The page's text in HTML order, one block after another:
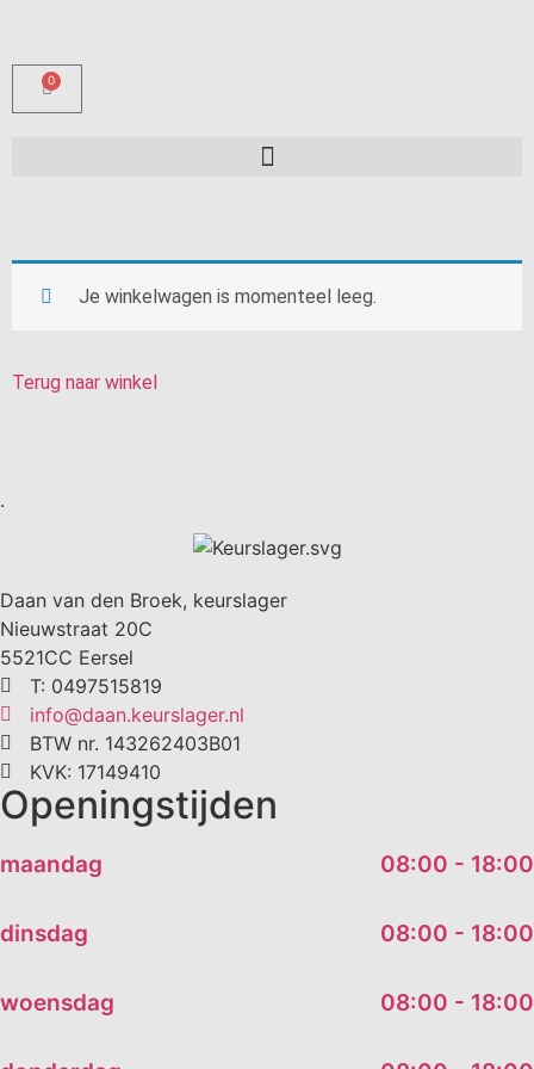
0
Je winkelwagen is momenteel leeg.
Terug naar winkel
.
Daan van den Broek, keurslager
Nieuwstraat 20C
5521CC Eersel
T: 0497515819
info@daan.keurslager.nl
BTW nr. 143262403B01
KVK: 17149410
Openingstijden
maandag 08:00 - 18:00
dinsdag 08:00 - 18:00
woensdag 08:00 - 18:00